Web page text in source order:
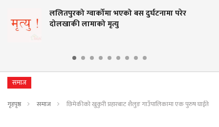
ललितपुरको ग्वार्कोमा भएको बस दुर्घटनामा परेर
दोलखाकी लामाको मृत्यु
समाज
गृहपृष्ठ समाज छिमेकीको खुकुरी प्रहारबाट शैलुङ गाउँपालिकामा एक पुरुष घाईते